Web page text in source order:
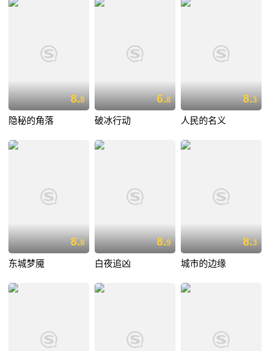
8.8
隐秘的角落
6.8
破冰行动
8.3
人民的名义
8.8
东城梦魇
8.9
白夜追凶
8.3
城市的边缘